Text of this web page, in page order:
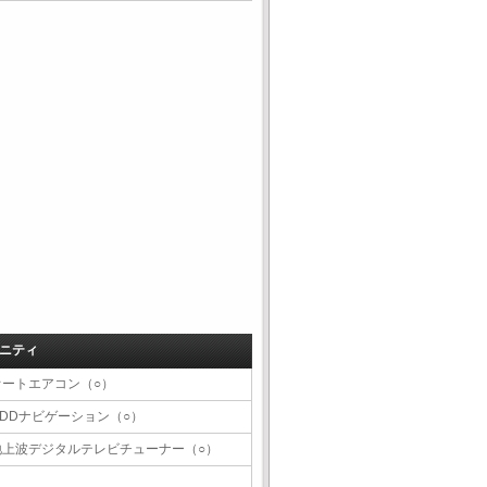
ティ
トエアコン（○）
ナビゲーション（○）
波デジタルテレビチューナー（○）